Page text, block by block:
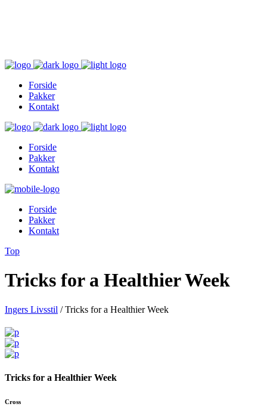
Forside
Pakker
Kontakt
Forside
Pakker
Kontakt
Forside
Pakker
Kontakt
Top
Tricks for a Healthier Week
Ingers Livsstil /Tricks for a Healthier Week
Tricks for a Healthier Week
Cross